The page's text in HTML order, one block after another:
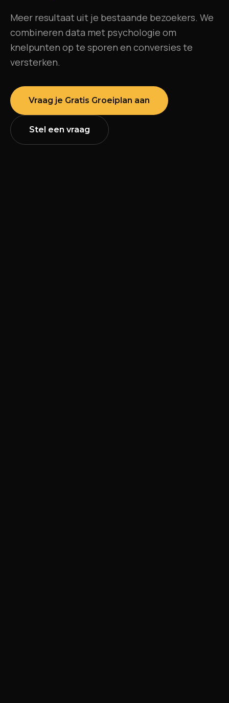
Meer resultaat uit je bestaande bezoekers. We
combineren data met psychologie om
knelpunten op te sporen en conversies te
versterken.
Vraag je Gratis Groeiplan aan
Stel een vraag